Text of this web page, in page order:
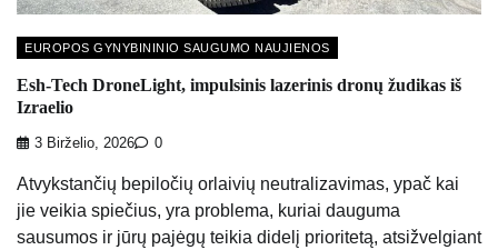
EUROPOS GYNYBININIO SAUGUMO NAUJIENOS
Esh-Tech DroneLight, impulsinis lazerinis dronų žudikas iš
Izraelio
3 Birželio, 2026 0
Atvykstančių bepiločių orlaivių neutralizavimas, ypač kai
jie veikia spiečius, yra problema, kuriai dauguma
sausumos ir jūrų pajėgų teikia didelį prioritetą, atsižvelgiant